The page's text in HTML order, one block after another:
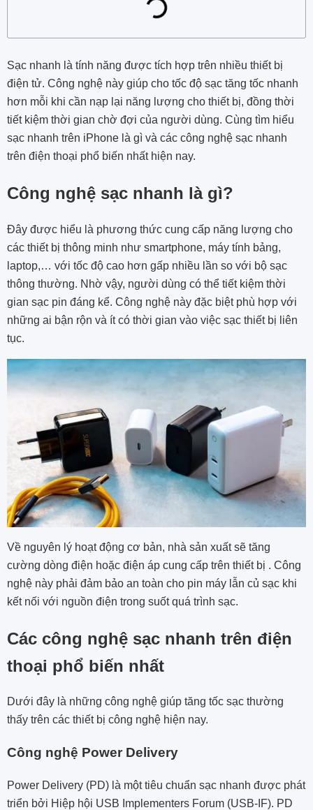
Sạc nhanh là tính năng được tích hợp trên nhiều thiết bị
điện tử. Công nghệ này giúp cho tốc độ sạc tăng tốc nhanh
hơn mỗi khi cần nạp lại năng lượng cho thiết bị, đồng thời
tiết kiệm thời gian chờ đợi của người dùng. Cùng tìm hiểu
sạc nhanh trên iPhone là gì và các công nghệ sạc nhanh
trên điện thoại phổ biến nhất hiện nay.
Công nghệ sạc nhanh là gì?
Đây được hiểu là phương thức cung cấp năng lượng cho
các thiết bị thông minh như smartphone, máy tính bảng,
laptop,… với tốc độ cao hơn gấp nhiều lần so với bộ sạc
thông thường. Nhờ vậy, người dùng có thể tiết kiệm thời
gian sạc pin đáng kể. Công nghệ này đặc biệt phù hợp với
những ai bận rộn và ít có thời gian vào việc sạc thiết bị liên
tục.
Về nguyên lý hoạt động cơ bản, nhà sản xuất sẽ tăng
cường dòng điện hoặc điện áp cung cấp trên thiết bị . Công
nghệ này phải đảm bảo an toàn cho pin máy lẫn củ sạc khi
kết nối với nguồn điện trong suốt quá trình sạc.
Các công nghệ sạc nhanh trên điện
thoại phổ biến nhất
Dưới đây là những công nghệ giúp tăng tốc sạc thường
thấy trên các thiết bị công nghệ hiện nay.
Công nghệ Power Delivery
Power Delivery (PD) là một tiêu chuẩn sạc nhanh được phát
triển bởi Hiệp hội USB Implementers Forum (USB-IF). PD